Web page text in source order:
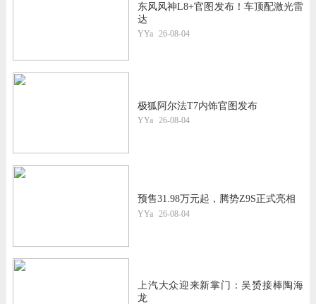
东风风神L8+官图发布！车顶配激光雷
达
YYa 26-08-04
极狐阿尔法T7内饰官图发布
YYa 26-08-04
预售31.98万元起，腾势Z9S正式亮相
YYa 26-08-04
上汽大众迎来新掌门：吴赟接棒陶海
龙